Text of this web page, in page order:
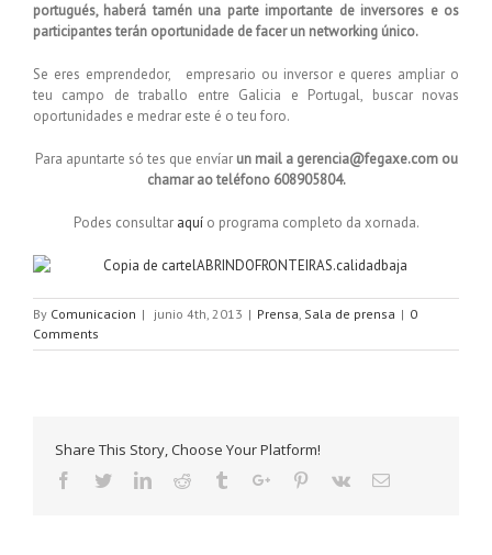
portugués, haberá tamén una parte importante de inversores e os
participantes terán oportunidade de facer un networking único.
Se eres emprendedor, empresario ou inversor e queres ampliar o
teu campo de traballo entre Galicia e Portugal, buscar novas
oportunidades e medrar este é o teu foro.
Para apuntarte só tes que envíarun mail a gerencia@fegaxe.com ou
chamar ao teléfono 608905804.
Podes consultar aquí o programa completo da xornada.
By Comunicacion | junio 4th, 2013 | Prensa, Sala de prensa | 0
Comments
Share This Story, Choose Your Platform!
Facebook
TwitterLinkedinReddit TumblrGoogle+Pinterest
Vk Email